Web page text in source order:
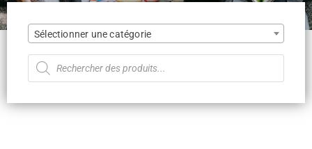
Sélectionner une catégorie